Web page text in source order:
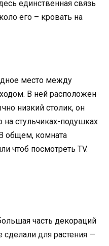
единственная связь
его – кровать на
место между
В ней расположен
низкий столик, он
на стульчиках-подушках
общем, комната
чтоб посмотреть TV.
часть декораций
сделали для растения —